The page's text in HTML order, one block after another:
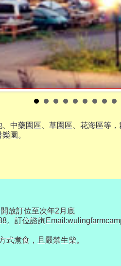
中藥園區、草園區、花海區等
園。
放訂位至次年2月底
。訂位諮詢
式煮食，且嚴禁生柴。